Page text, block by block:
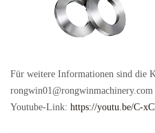
Für weitere Informationen sind die
rongwin01@rongwinmachinery.com
Youtube-Link: https://youtu.be/C-